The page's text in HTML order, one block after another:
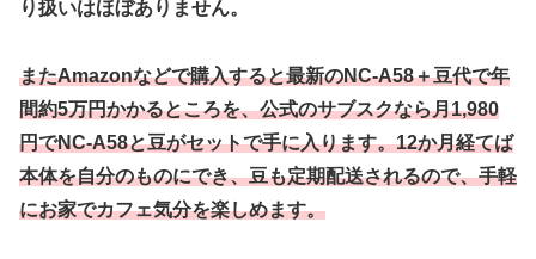
り扱いはほぼありません。
またAmazonなどで購入すると最新のNC-A58＋豆代で年
間約5万円かかるところを、公式のサブスクなら月1,980
円でNC-A58と豆がセットで手に入ります。12か月経てば
本体を自分のものにでき、豆も定期配送されるので、手軽
にお家でカフェ気分を楽しめます。